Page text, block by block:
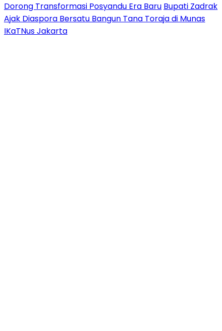
Dorong Transformasi Posyandu Era Baru Bupati Zadrak
Ajak Diaspora Bersatu Bangun Tana Toraja di Munas
IKaTNus Jakarta